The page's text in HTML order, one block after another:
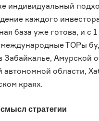
индивидуальный
каждого
база уже готова, и с 1
международные ТОРы
Забайкалье, Амурской
автономной области,
краях.
стратегии